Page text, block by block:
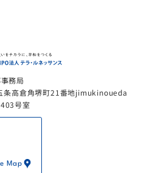
務局
条高倉角堺町21番地jimukinoueda
号室
Map